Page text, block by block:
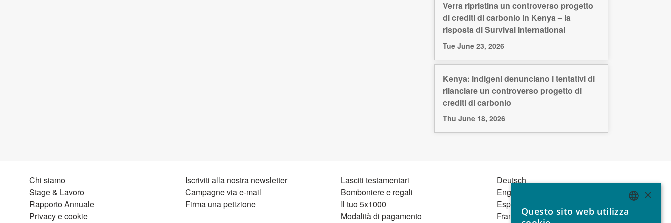
Verra ripristina un controverso progetto
di crediti di carbonio in Kenya – la
risposta di Survival International
Tue June 23, 2026
Kenya: indigeni denunciano i tentativi di
rilanciare un controverso progetto di
crediti di carbonio
Thu June 18, 2026
Chi siamo
Stage & Lavoro
Rapporto Annuale
Privacy e cookie
Iscriviti alla nostra newsletter
Campagne via e-mail
Firma una petizione
Lasciti testamentari
Bomboniere e regali
Il tuo 5x1000
Modalità di pagamento
Deutsch
English
Español
Français
ENGLISH
×
Questo sito web utilizza